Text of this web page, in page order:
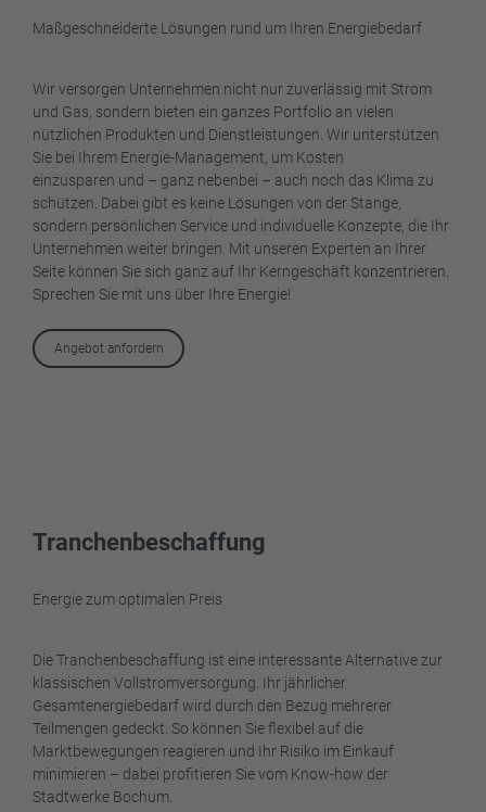
Maßgeschneiderte Lösungen rund um Ihren Energiebedarf
Wir versorgen Unternehmen nicht nur zuverlässig mit Strom
und Gas, sondern bieten ein ganzes Portfolio an vielen
nützlichen Produkten und Dienstleistungen. Wir unterstützen
Sie bei Ihrem Energie-Management, um Kosten
einzusparen und – ganz nebenbei – auch noch das Klima zu
schützen. Dabei gibt es keine Lösungen von der Stange,
sondern persönlichen Service und individuelle Konzepte, die Ihr
Unternehmen weiter bringen. Mit unseren Experten an Ihrer
Seite können Sie sich ganz auf Ihr Kerngeschäft konzentrieren.
Sprechen Sie mit uns über Ihre Energie!
Angebot anfordern
Tranchenbeschaffung
Energie zum optimalen Preis
Die Tranchenbeschaffung ist eine interessante Alternative zur
klassischen Vollstromversorgung. Ihr jährlicher
Gesamtenergiebedarf wird durch den Bezug mehrerer
Teilmengen gedeckt. So können Sie flexibel auf die
Marktbewegungen reagieren und Ihr Risiko im Einkauf
minimieren – dabei profitieren Sie vom Know-how der
Stadtwerke Bochum.